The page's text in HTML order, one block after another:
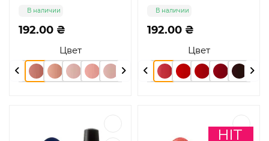
Цвет
192.00 ₴
В наличии
Цвет
192.00 ₴
В наличии